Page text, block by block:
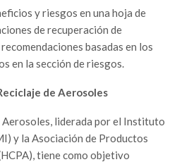
y riesgos en una hoja de
de recuperación de
basadas en los
en la sección de riesgos.
de Aerosoles
Aerosoles, liderada por el Instituto
y la Asociación de Productos
tiene como objetivo